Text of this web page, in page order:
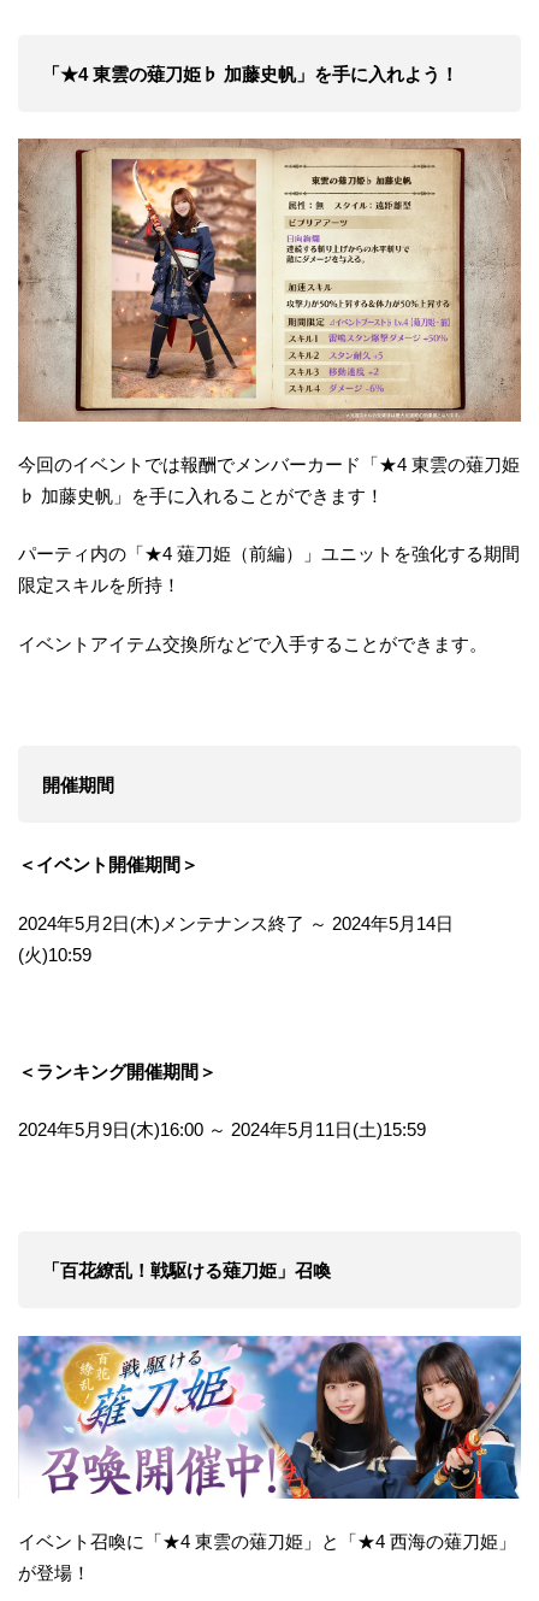
「★4 東雲の薙刀姫♭ 加藤史帆」を手に入れよう！
今回のイベントでは報酬でメンバーカード「★4 東雲の薙刀姫
♭ 加藤史帆」を手に入れることができます！
パーティ内の「★4 薙刀姫（前編）」ユニットを強化する期間
限定スキルを所持！
イベントアイテム交換所などで入手することができます。
開催期間
＜イベント開催期間＞
2024年5月2日(木)メンテナンス終了 ～ 2024年5月14日
(火)10:59
＜ランキング開催期間＞
2024年5月9日(木)16:00 ～ 2024年5月11日(土)15:59
「百花繚乱！戦駆ける薙刀姫」召喚
イベント召喚に「★4 東雲の薙刀姫」と「★4 西海の薙刀姫」
が登場！